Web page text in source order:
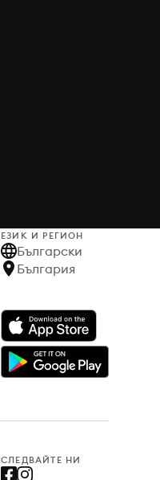
ЕЗИК И РЕГИОН
Български
България
СЛЕДВАЙТЕ НИ